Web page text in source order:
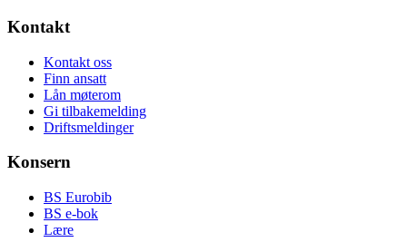
Kontakt
Kontakt oss
Finn ansatt
Lån møterom
Gi tilbakemelding
Driftsmeldinger
Konsern
BS Eurobib
BS e-bok
Lære